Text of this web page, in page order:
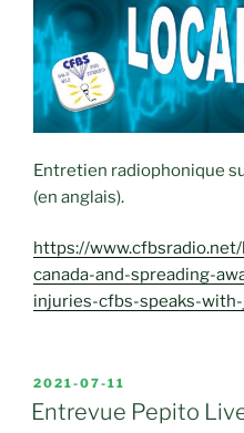
Entretien radiophonique
(en anglais).
https://
canada-and-spreading-
injuries-cfbs-speaks-
PUBLIÉ
LE
2021-07-11
Entrevue Pepito